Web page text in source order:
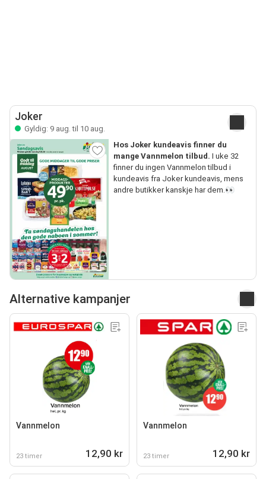
Joker
Gyldig: 9 aug. til 10 aug.
Hos Joker kundeavis finner du
mange Vannmelon tilbud. I uke 32
finner du ingen Vannmelon tilbud i
kundeavis fra Joker kundeavis, mens
andre butikker kanskje har dem.👀
Alternative kampanjer
Vannmelon
23 timer 12,90 kr
Vannmelon
23 timer 12,90 kr